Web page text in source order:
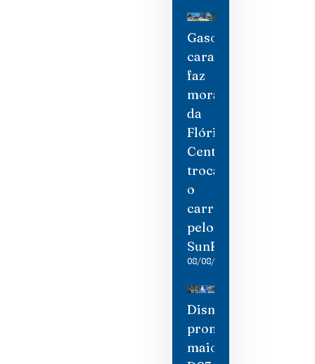
Gasolina
cara
faz
moradores
da
Flórida
Central
trocarem
o
carro
pelo
SunRail
08/08/2026
Disney
promete
maior